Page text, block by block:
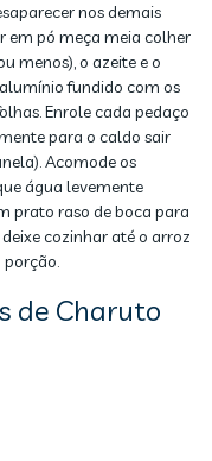
nos demais
em pó meça meia colher
menos), o azeite e o
fundido com os
Enrole cada pedaço
para o caldo sair
Acomode os
água levemente
prato raso de boca para
cozinhar até o arroz
de Charuto